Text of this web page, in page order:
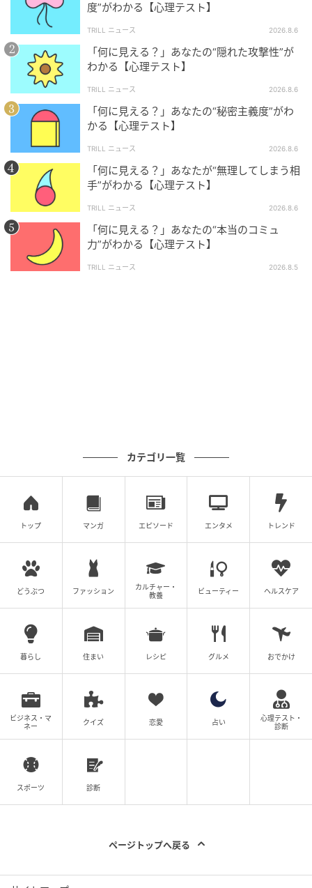
思考の切り替えが早く、あれこれと同時進行で物事を
進めることにあまりストレスを感じないタイプかもし
れません。
とはいえ、次々と新しいことに手を広げすぎるため、
ふと気づくと未完成のタスクが山積みになっているこ
ともありそうです。新しい案件を引き受ける際は、現
在抱えている作業をリストアップしてから返事をする
習慣をつけることで、持ち前の適応力がさらに光るの
ではないでしょうか。
※本記事の心理テストはエンターテインメントとして
提供するものであり、医学的・心理学的な診断結果を
示すものではありません。
【大人気心理テスト】であなたの『他人から見た魅
力』をチェックしよう！
【大人気心理テスト】であなたの『他人から見た
次の記事
疲弊度”がわかる【心理テスト】
Kazuhide.Y
公認心理師、心理学ライター。心理学を「ちょっと
難しい学問」ではなく「毎日の生活に役立つ知識」
としてお届けします。あなたの心が少しでも軽くな
るような、そんな情報発信を目指しています。
記事一覧をみる
度”がわかる【心理テスト】
TRILL ニュース 2026.8.6
「何に見える？」あなたの“隠れた攻撃性”が
わかる【心理テスト】
TRILL ニュース 2026.8.6
「何に見える？」あなたの“秘密主義度”がわ
かる【心理テスト】
TRILL ニュース 2026.8.6
「何に見える？」あなたが“無理してしまう相
手”がわかる【心理テスト】
TRILL ニュース 2026.8.6
「何に見える？」あなたの“本当のコミュ
力”がわかる【心理テスト】
TRILL ニュース 2026.8.5
カテゴリ一覧
トップ マンガ エピソード エンタメ トレンド
どうぶつ ファッション
カルチャー・
教養
ビューティー ヘルスケア
暮らし 住まい レシピ グルメ おでかけ
ビジネス・マ
ネー
クイズ 恋愛 占い
心理テスト・
診断
スポーツ 診断
ページトップへ戻る